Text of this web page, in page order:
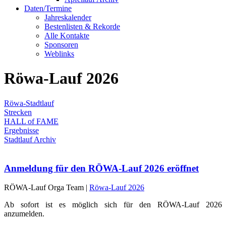
Daten/Termine
Jahreskalender
Bestenlisten & Rekorde
Alle Kontakte
Sponsoren
Weblinks
Röwa-Lauf 2026
Röwa-Stadtlauf
Strecken
HALL of FAME
Ergebnisse
Stadtlauf Archiv
Anmeldung für den RÖWA-Lauf 2026 eröffnet
RÖWA-Lauf Orga Team | Röwa-Lauf 2026
Ab sofort ist es möglich sich für den RÖWA-Lauf 2026
anzumelden.